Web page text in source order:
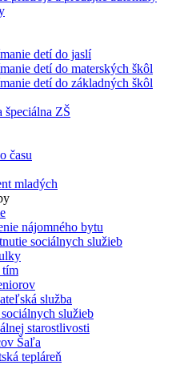
detí do jaslí
detí do materských škôl
detí do základných škôl
špeciálna ZŠ
času
mladých
nájomného bytu
sociálnych služieb
tím
služba
služieb
starostlivosti
Šaľa
tepláreň